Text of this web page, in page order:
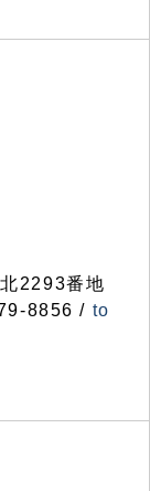
2293番地
8856 / to